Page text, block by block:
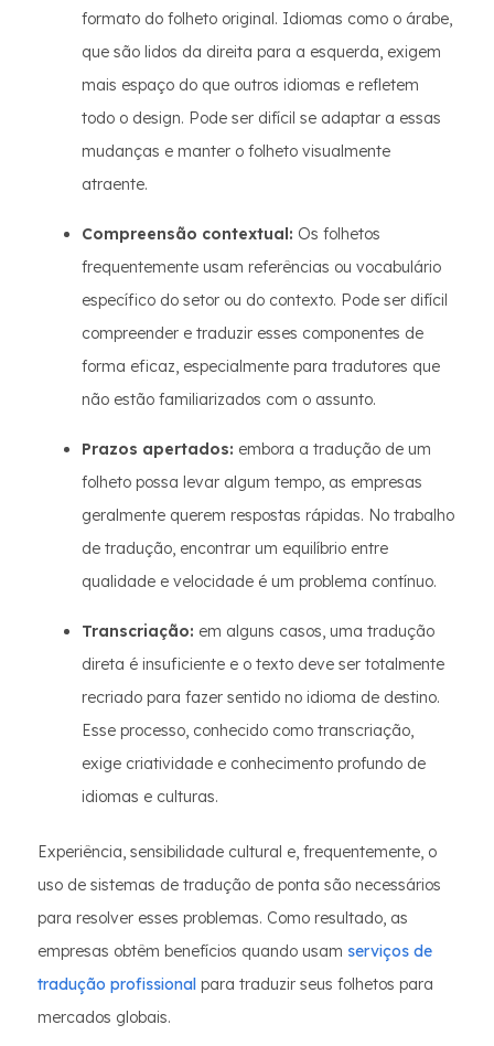
formato do folheto original. Idiomas como o árabe,
que são lidos da direita para a esquerda, exigem
mais espaço do que outros idiomas e refletem
todo o design. Pode ser difícil se adaptar a essas
mudanças e manter o folheto visualmente
atraente.
Compreensão contextual: Os folhetos
frequentemente usam referências ou vocabulário
específico do setor ou do contexto. Pode ser difícil
compreender e traduzir esses componentes de
forma eficaz, especialmente para tradutores que
não estão familiarizados com o assunto.
Prazos apertados: embora a tradução de um
folheto possa levar algum tempo, as empresas
geralmente querem respostas rápidas. No trabalho
de tradução, encontrar um equilíbrio entre
qualidade e velocidade é um problema contínuo.
Transcriação: em alguns casos, uma tradução
direta é insuficiente e o texto deve ser totalmente
recriado para fazer sentido no idioma de destino.
Esse processo, conhecido como transcriação,
exige criatividade e conhecimento profundo de
idiomas e culturas.
Experiência, sensibilidade cultural e, frequentemente, o
uso de sistemas de tradução de ponta são necessários
para resolver esses problemas. Como resultado, as
empresas obtêm benefícios quando usam serviços de
tradução profissional para traduzir seus folhetos para
mercados globais.